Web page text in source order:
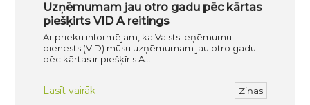
Uzņēmumam jau otro gadu pēc kārtas
piešķirts VID A reitings
Ar prieku informējam, ka Valsts ieņēmumu
dienests (VID) mūsu uzņēmumam jau otro gadu
pēc kārtas ir piešķīris A…
Lasīt vairāk Ziņas